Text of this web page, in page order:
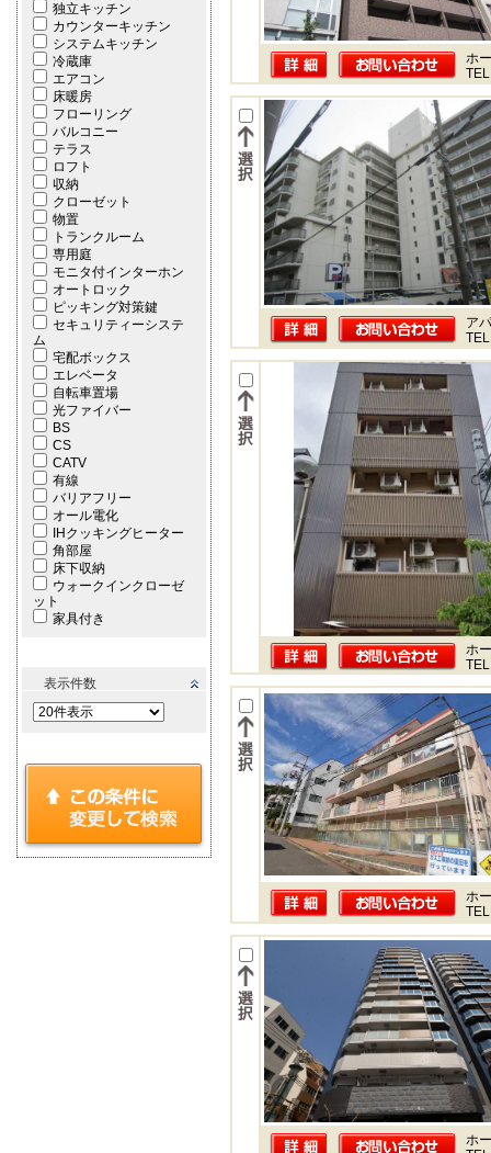
独立キッチン
カウンターキッチン
システムキッチン
冷蔵庫
エアコン
床暖房
フローリング
バルコニー
テラス
ロフト
収納
クローゼット
物置
トランクルーム
専用庭
モニタ付インターホン
オートロック
ピッキング対策鍵
セキュリティーシステ
ム
宅配ボックス
エレベータ
自転車置場
光ファイバー
BS
CS
CATV
有線
バリアフリー
オール電化
IHクッキングヒーター
角部屋
床下収納
ウォークインクローゼ
ット
家具付き
表示件数
ホ
ア
ホ
ホ
ホ